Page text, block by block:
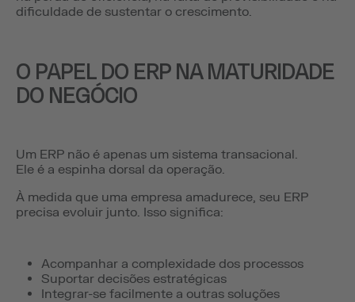
dificuldade de sustentar o crescimento.
O PAPEL DO ERP NA MATURIDADE
DO NEGÓCIO
Um ERP não é apenas um sistema transacional.
Ele é a espinha dorsal da operação.
À medida que uma empresa amadurece, seu ERP
precisa evoluir junto. Isso significa:
Acompanhar a complexidade dos processos
Suportar decisões estratégicas
Integrar-se facilmente a outras soluções